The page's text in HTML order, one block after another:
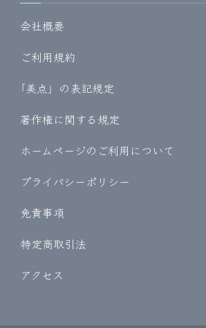
会社概要
ご利用規約
｢美点」の表記規定
著作権に関する規定
ホームページのご利用について
プライバシーポリシー
免責事項
特定商取引法
アクセス